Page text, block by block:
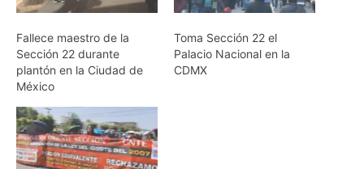
Fallece maestro de la
Sección 22 durante
plantón en la Ciudad de
México
Toma Sección 22 el
Palacio Nacional en la
CDMX